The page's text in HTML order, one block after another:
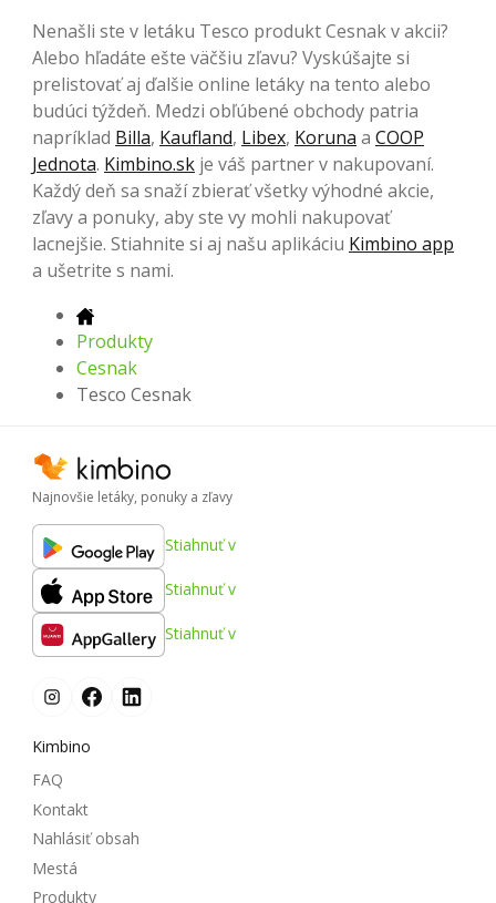
Nenašli ste v letáku Tesco produkt Cesnak v akcii?
Alebo hľadáte ešte väčšiu zľavu? Vyskúšajte si
prelistovať aj ďalšie online letáky na tento alebo
budúci týždeň. Medzi obľúbené obchody patria
napríklad Billa, Kaufland, Libex, Koruna a COOP
Jednota. Kimbino.sk je váš partner v nakupovaní.
Každý deň sa snaží zbierať všetky výhodné akcie,
zľavy a ponuky, aby ste vy mohli nakupovať
lacnejšie. Stiahnite si aj našu aplikáciu Kimbino app
a ušetrite s nami.
Produkty
Cesnak
Tesco Cesnak
Najnovšie letáky, ponuky a zľavy
Stiahnuť v
Stiahnuť v
Stiahnuť v
Kimbino
FAQ
Kontakt
Nahlásiť obsah
Mestá
Produkty